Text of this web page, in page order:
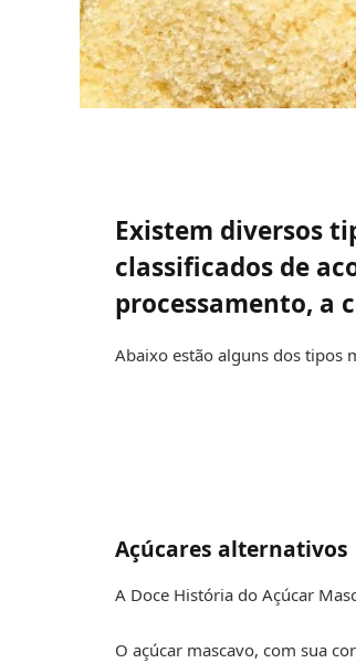
Existem diversos
classificados de
processamento, a
Abaixo estão alguns dos tipos
Açúcares alternativos
A Doce História do Açúcar
O açúcar mascavo, com sua